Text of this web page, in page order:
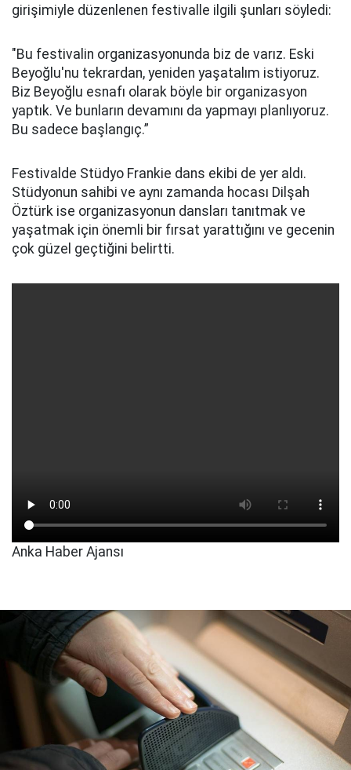
girişimiyle düzenlenen festivalle ilgili şunları söyledi:
"Bu festivalin organizasyonunda biz de varız. Eski
Beyoğlu'nu tekrardan, yeniden yaşatalım istiyoruz.
Biz Beyoğlu esnafı olarak böyle bir organizasyon
yaptık. Ve bunların devamını da yapmayı planlıyoruz.
Bu sadece başlangıç.”
Festivalde Stüdyo Frankie dans ekibi de yer aldı.
Stüdyonun sahibi ve aynı zamanda hocası Dilşah
Öztürk ise organizasyonun dansları tanıtmak ve
yaşatmak için önemli bir fırsat yarattığını ve gecenin
çok güzel geçtiğini belirtti.
Anka Haber Ajansı